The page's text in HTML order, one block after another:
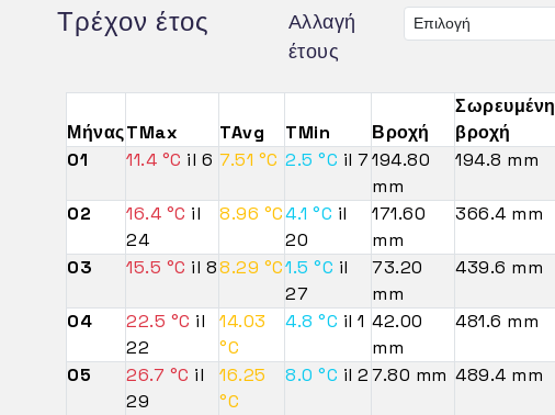
Τρέχον έτος
Αλλαγή
έτους
ΜήναςTMax TAvg TMin Βροχή
Σωρευμένη
βροχή
01
11.4 °C il 6 7.51 °C 2.5 °C il 7 194.80
mm
194.8 mm
02
16.4 °C il
24
8.96 °C4.1 °C il
20
171.60
mm
366.4 mm
03
15.5 °C il 88.29 °C1.5 °C il
27
73.20
mm
439.6 mm
04
22.5 °C il
22
14.03
°C
4.8 °C il 1 42.00
mm
481.6 mm
05
26.7 °C il
29
16.25
°C
8.0 °C il 2 7.80 mm 489.4 mm